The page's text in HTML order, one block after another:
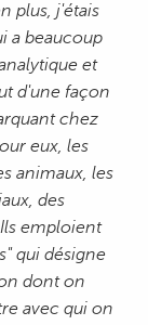
plus, j'étais
a beaucoup
et
d'une façon
chez
eux, les
animaux, les
des
emploient
qui désigne
dont on
avec qui on